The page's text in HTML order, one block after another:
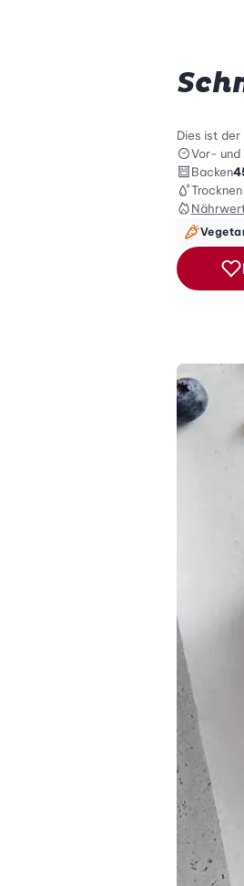
Dies ist
Vor- und
Backen